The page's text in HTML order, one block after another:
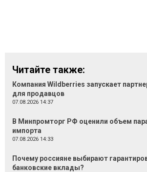
Читайте также:
Компания Wildberries запускает
для продавцов
07.08.2026 14:37
В Минпромторг РФ оценили объем
импорта
07.08.2026 14:33
Почему россияне выбирают
банковские вклады?